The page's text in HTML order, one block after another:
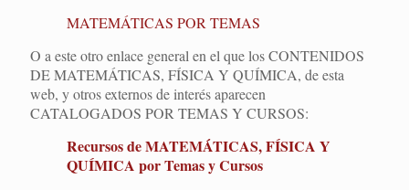
MATEMÁTICAS POR TEMAS
O a este otro enlace general en el que los CONTENIDOS
DE MATEMÁTICAS, FÍSICA Y QUÍMICA, de esta
web, y otros externos de interés aparecen
CATALOGADOS POR TEMAS Y CURSOS:
Recursos de MATEMÁTICAS, FÍSICA Y
QUÍMICA por Temas y Cursos